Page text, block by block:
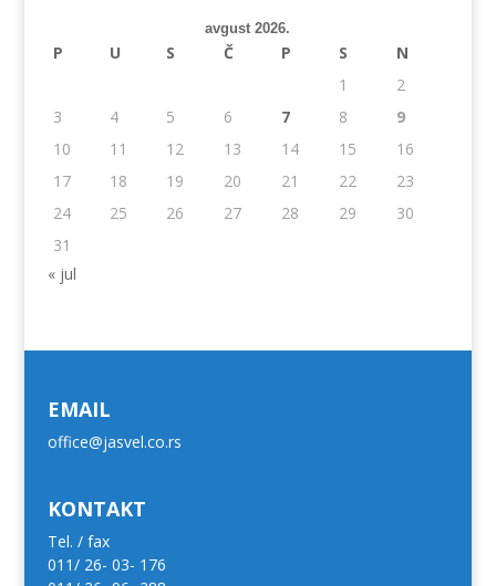
avgust 2026.
P U S Č P S
N
1
2
3
4 5 6 7 8
9
10
11 12 13 14 15
16
17
18 19 20 21 22
23
24
25 26 27 28 29
30
31
« jul
EMAIL
office@jasvel.co.rs
KONTAKT
Tel. / fax
011/ 26- 03- 176